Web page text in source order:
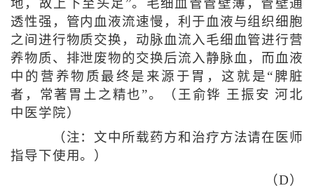
地，故上下至头足”。毛细血管管壁薄，管壁通
透性强，管内血液流速慢，利于血液与组织细胞
之间进行物质交换，动脉血流入毛细血管进行营
养物质、排泄废物的交换后流入静脉血，而血液
中的营养物质最终是来源于胃，这就是“脾脏
者，常著胃土之精也”。（王俞铧 王振安 河北
中医学院）
（注：文中所载药方和治疗方法请在医师
指导下使用。）
（D）